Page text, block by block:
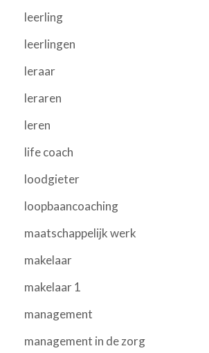
leerling
leerlingen
leraar
leraren
leren
life coach
loodgieter
loopbaancoaching
maatschappelijk werk
makelaar
makelaar 1
management
management in de zorg